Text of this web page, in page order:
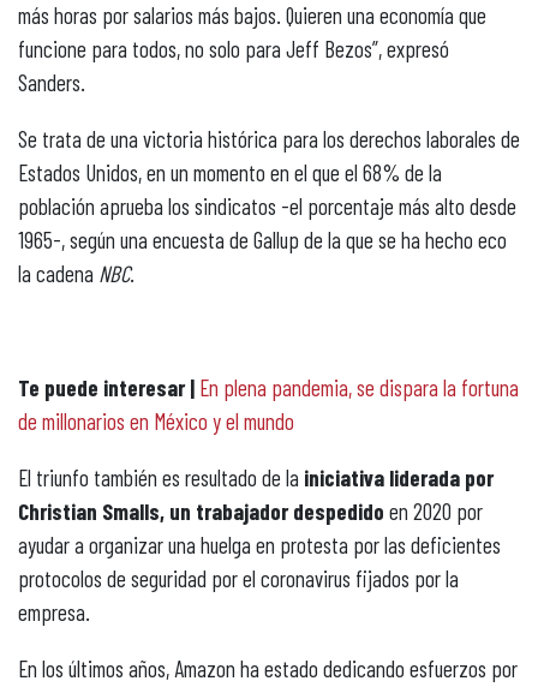
más horas por salarios más bajos. Quieren una economía que
funcione para todos, no solo para Jeff Bezos”, expresó
Sanders.
Se trata de una victoria histórica para los derechos laborales de
Estados Unidos, en un momento en el que el 68% de la
población aprueba los sindicatos -el porcentaje más alto desde
1965-, según una encuesta de Gallup de la que se ha hecho eco
la cadena NBC.
Te puede interesar | En plena pandemia, se dispara la fortuna
de millonarios en México y el mundo
El triunfo también es resultado de la iniciativa liderada por
Christian Smalls, un trabajador despedido en 2020 por
ayudar a organizar una huelga en protesta por las deficientes
protocolos de seguridad por el coronavirus fijados por la
empresa.
En los últimos años, Amazon ha estado dedicando esfuerzos por